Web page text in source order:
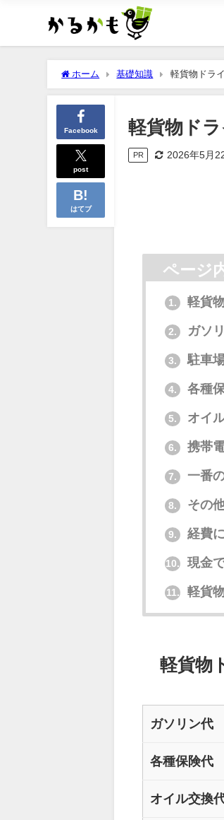
ホーム 基礎知識 軽貨物ドラ
Facebook
post
はてブ
軽貨物ド
PR 2026年5月
ページ
1. 軽貨
2. ガソ
3. 駐車
4. 各種
5. オイ
6. 携帯
7. 一番
8. その
9. 経費
10. 現金
11. 軽貨
軽貨物
ガソリン代
各種保険代
オイル交換